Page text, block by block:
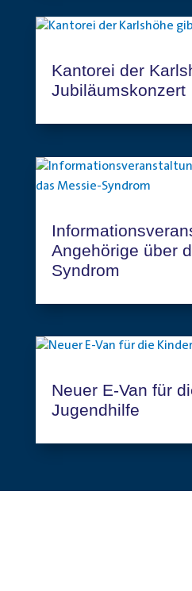
Kantorei der
Jubiläumskonzert
Angehörige über
Syndrom
Neuer E-Van für
Jugendhilfe